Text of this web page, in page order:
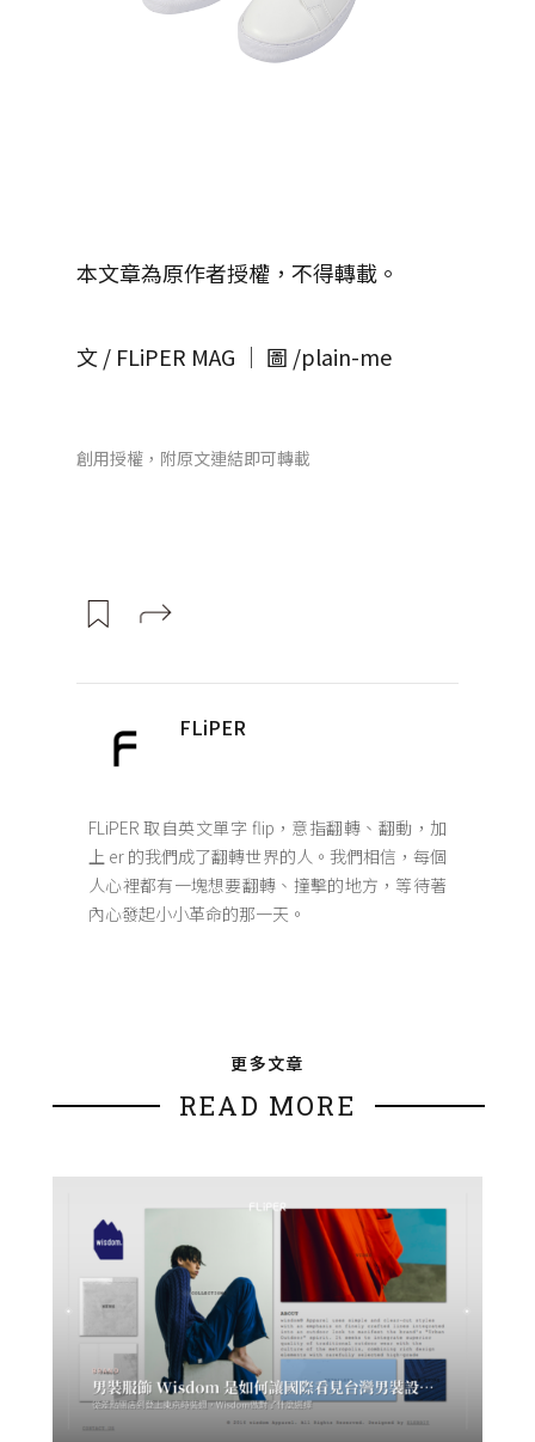
本文章為原作者授權，不得轉載。
文 / FLiPER MAG │ 圖 /plain-me
創用授權，附原文連結即可轉載
FLiPER
FLiPER 取自英文單字 flip，意指翻轉、翻動，加
上 er 的我們成了翻轉世界的人。我們相信，每個
人心裡都有一塊想要翻轉、撞擊的地方，等待著
內心發起小小革命的那一天。
更多文章
READ MORE